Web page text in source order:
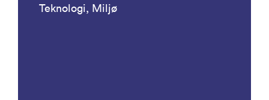
Teknologi, Miljø